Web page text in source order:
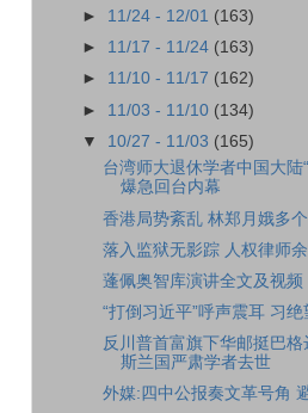
► 11/24 - 12/01 (163)
► 11/17 - 11/24 (163)
► 11/10 - 11/17 (162)
► 11/03 - 11/10 (134)
▼ 10/27 - 11/03 (165)
台湾师大退休学者中国大陆
爆急回台内幕
香港局势紊乱 林郑月娥多
落入监狱无影踪 人权律师
蓬佩奥智库演讲全文及视频
“打倒习近平”呼声震耳 习绝
反川普首富旗下华邮挺巴
斯兰国严肃学者去世
外媒:四中公报奏文革号角